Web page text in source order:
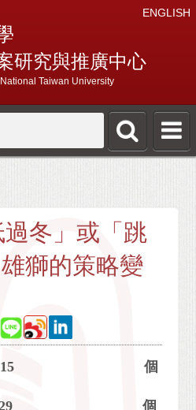
ENGLISH
研究與推廣中心
Taiwan University
冬」或「跳
獅的策略變
2021-15 個
10/29 個